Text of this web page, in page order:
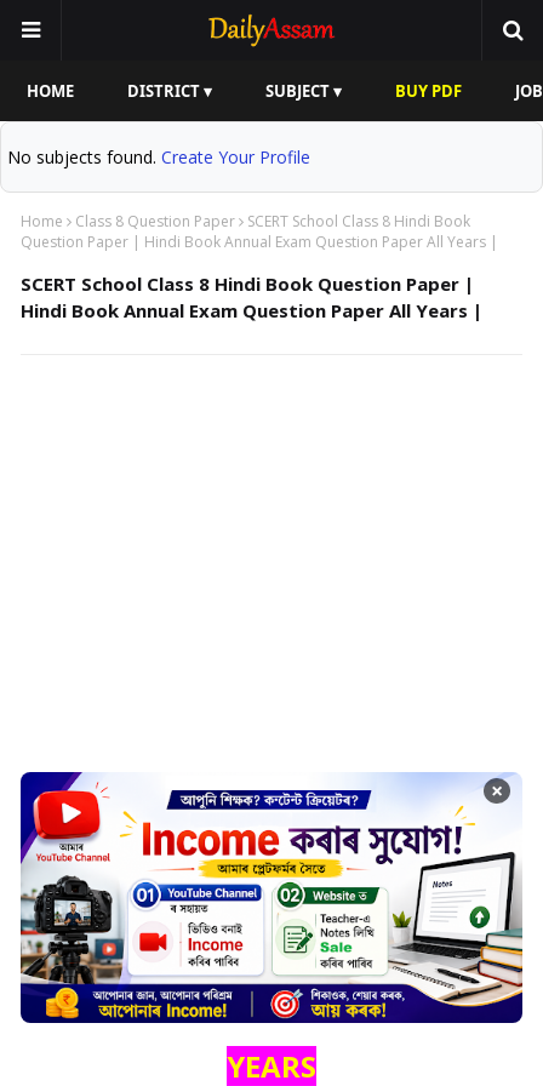
HOME DISTRICT ▾ SUBJECT ▾ BUY PDF
No subjects found. Create Your Profile
Home Class 8 Question Paper
SCERT School Class 8 Hindi Book
Question Paper | Hindi Book Annual Exam Question Paper All Years |
SCERT School Class 8 Hindi Book Question Paper |
Hindi Book Annual Exam Question Paper All Years |
×
YEARS